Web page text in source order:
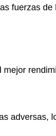
fuerzas
adversas,